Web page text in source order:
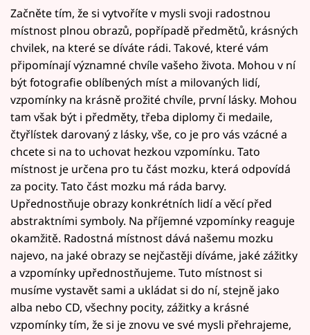
Začněte tím, že si vytvoříte v mysli svoji radostnou
místnost plnou obrazů, popřípadě předmětů, krásných
chvilek, na které se díváte rádi. Takové, které vám
připomínají významné chvíle vašeho života. Mohou v ní
být fotografie oblíbených míst a milovaných lidí,
vzpomínky na krásně prožité chvíle, první lásky. Mohou
tam však být i předměty, třeba diplomy či medaile,
čtyřlístek darovaný z lásky, vše, co je pro vás vzácné a
chcete si na to uchovat hezkou vzpomínku. Tato
místnost je určena pro tu část mozku, která odpovídá
za pocity. Tato část mozku má ráda barvy.
Upřednostňuje obrazy konkrétních lidí a věcí před
abstraktními symboly. Na příjemné vzpomínky reaguje
okamžitě. Radostná místnost dává našemu mozku
najevo, na jaké obrazy se nejčastěji díváme, jaké zážitky
a vzpomínky upřednostňujeme. Tuto místnost si
musíme vystavět sami a ukládat si do ní, stejně jako
alba nebo CD, všechny pocity, zážitky a krásné
vzpomínky tím, že si je znovu ve své mysli přehrajeme,